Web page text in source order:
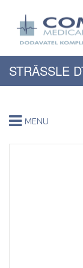
MENU